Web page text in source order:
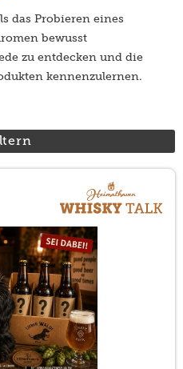
das Probieren eines
bewusst
zu entdecken und die
kennenzulernen.